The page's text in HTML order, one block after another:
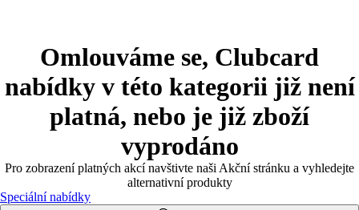
Omlouváme se, Clubcard
nabídky v této kategorii již není
platná, nebo je již zboží
vyprodáno
Pro zobrazení platných akcí navštivte naši Akční stránku a vyhledejte
alternativní produkty
Speciální nabídky